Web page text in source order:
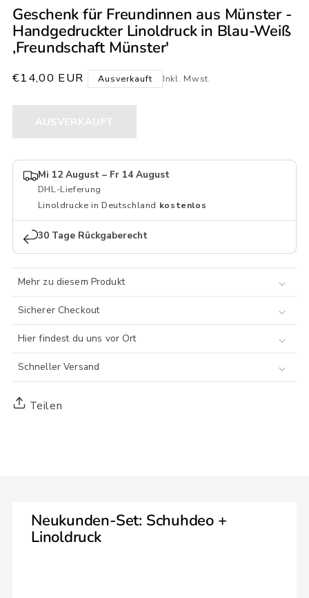
Geschenk für Freundinnen aus Münster -
Handgedruckter Linoldruck in Blau-Weiß
,Freundschaft Münster'
Normaler
€14,00 EUR Ausverkauft Inkl. Mwst.
AUSVERKAUFT
Mi 12 August – Fr 14 August
DHL-Lieferung
Linoldrucke in Deutschland kostenlos
30 Tage Rückgaberecht
Mehr zu diesem Produkt
Sicherer Checkout
Hier findest du uns vor Ort
Schneller Versand
Teilen
Neukunden-Set: Schuhdeo +
Linoldruck